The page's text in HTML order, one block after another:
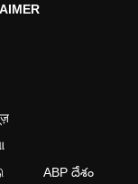
ABP దేశం
analyze